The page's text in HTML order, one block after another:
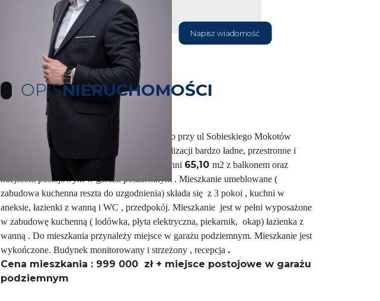
Napisz wiadomość
OPISNIERUCHOMOŚCI
W apartamentowcu przy ul. Aleja Sikorskiego przy ul Sobieskiego Mokotów
Stegny w bardzo dobrej komunikacyjne lokalizacji bardzo ładne, przestronne i
wygodne mieszkanie 3 pokojowe o powierzchni 65,10 m2 z balkonem oraz
miejscem postojowym w garażu podziemnym . Mieszkanie umeblowane (
zabudowa kuchenna reszta do uzgodnienia) składa się z 3 pokoi , kuchni w
aneksie, łazienki z wanną i WC , przedpokój. Mieszkanie jest w pełni wyposażone
w zabudowę kuchenną ( lodówka, płyta elektryczna, piekarnik, okap) łazienka z
wanną . Do mieszkania przynależy miejsce w garażu podziemnym. Mieszkanie jest
wykończone. Budynek monitorowany i strzeżony , recepcja .
Cena mieszkania : 999 000 zł + miejsce postojowe w garażu
podziemnym